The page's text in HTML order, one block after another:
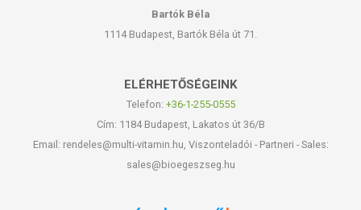
Bartók Béla
1114 Budapest, Bartók Béla út 71.
ELÉRHETŐSÉGEINK
Telefon: +36-1-255-0555
Cím: 1184 Budapest, Lakatos út 36/B
Email: rendeles@multi-vitamin.hu, Viszonteladói - Partneri - Sales:
sales@bioegeszseg.hu